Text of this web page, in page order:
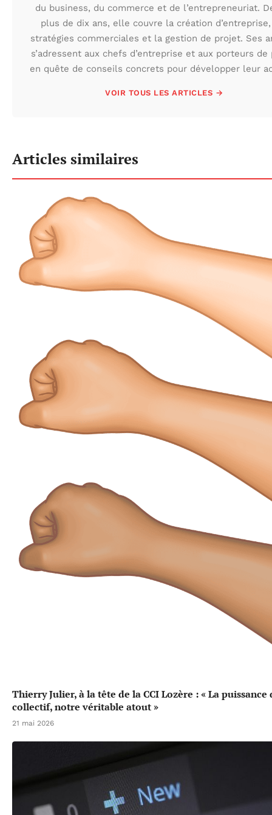
du business, du commerce et de l’entrepreneuriat.
plus de dix ans, elle couvre la création
stratégies commerciales et la gestion de projet. Ses
s’adressent aux chefs d’entreprise et aux porteurs de
en quête de conseils concrets pour développer leur
VOIR TOUS LES ARTICLES →
Articles similaires
Thierry Julier, à la tête de la CCI Lozère : « La puissance
collectif, notre véritable atout »
21 mai 2026